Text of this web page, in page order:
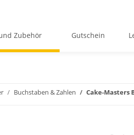
Zubehör Gutschein
Buchstaben & Zahlen Cake-Masters